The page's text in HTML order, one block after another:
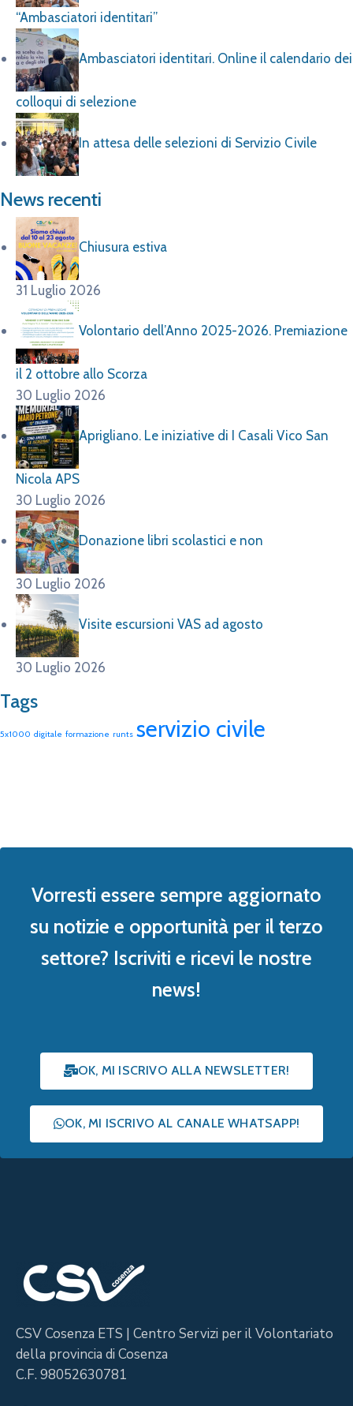
“Ambasciatori identitari”
Ambasciatori identitari. Online il calendario dei
colloqui di selezione
In attesa delle selezioni di Servizio Civile
News recenti
Chiusura estiva
31 Luglio 2026
Volontario dell’Anno 2025-2026. Premiazione
il 2 ottobre allo Scorza
30 Luglio 2026
Aprigliano. Le iniziative di I Casali Vico San
Nicola APS
30 Luglio 2026
Donazione libri scolastici e non
30 Luglio 2026
Visite escursioni VAS ad agosto
30 Luglio 2026
Tags
5x1000 digitale formazione runts servizio civile
Vorresti essere sempre aggiornato
su notizie e opportunità per il terzo
settore? Iscriviti e ricevi le nostre
news!
OK, MI ISCRIVO ALLA NEWSLETTER!
OK, MI ISCRIVO AL CANALE WHATSAPP!
CSV Cosenza ETS | Centro Servizi per il Volontariato
della provincia di Cosenza
C.F. 98052630781